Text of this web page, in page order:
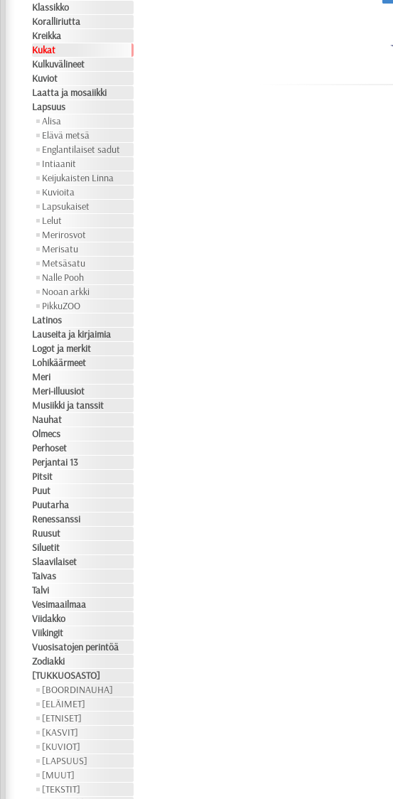
Klassikko
Koralliriutta
Kreikka
Kukat
Kulkuvälineet
Kuviot
Laatta ja mosaiikki
Lapsuus
Alisa
Elävä metsä
Englantilaiset sadut
Intiaanit
Keijukaisten Linna
Kuvioita
Lapsukaiset
Lelut
Merirosvot
Merisatu
Metsäsatu
Nalle Pooh
Nooan arkki
PikkuZOO
Latinos
Lauseita ja kirjaimia
Logot ja merkit
Lohikäärmeet
Meri
Meri-illuusiot
Musiikki ja tanssit
Nauhat
Olmecs
Perhoset
Perjantai 13
Pitsit
Puut
Puutarha
Renessanssi
Ruusut
Siluetit
Slaavilaiset
Taivas
Talvi
Vesimaailmaa
Viidakko
Viikingit
Vuosisatojen perintöä
Zodiakki
[TUKKUOSASTO]
[BOORDINAUHA]
[ELÄIMET]
[ETNISET]
[KASVIT]
[KUVIOT]
[LAPSUUS]
[MUUT]
[TEKSTIT]